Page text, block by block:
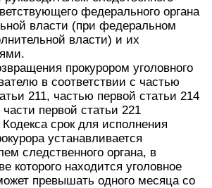
федерального органа
власти (при федеральном
власти) и их
прокурором уголовного
в соответствии с частью
211, частью первой статьи 214
первой статьи 221
срок для исполнения
устанавливается
следственного органа, в
которого находится уголовное
превышать одного месяца со